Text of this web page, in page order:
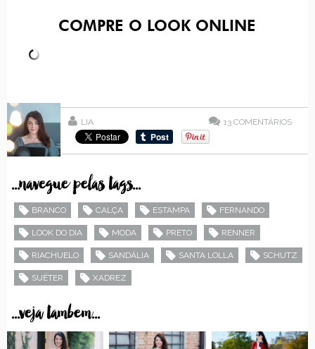
COMPRE O LOOK ONLINE
LIA 13 COMENTÁRIOS
...navegue pelas tags...
BRANCO CALÇA ESTAMPA FERNANDO
LOOK DO DIA MODA PRETO RENNER
RIACHUELO SANDÁLIA SANTA LOLLA SCHUTZ
SUÉTER XADREZ
...veja tambem...